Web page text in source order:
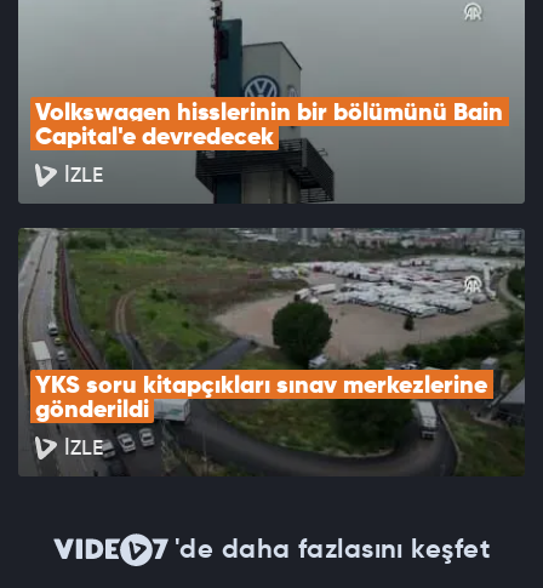
Volkswagen hisslerinin bir bölümünü Bain
Capital'e devredecek
İZLE
YKS soru kitapçıkları sınav merkezlerine
gönderildi
İZLE
'de daha fazlasını keşfet